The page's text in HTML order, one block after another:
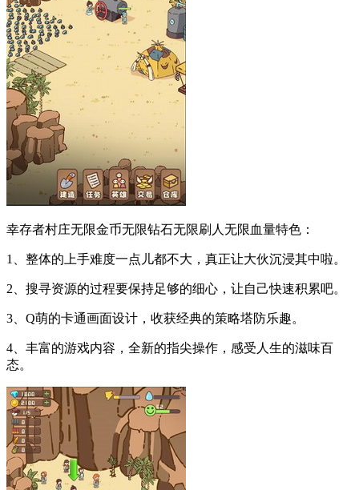
幸存者村庄无限金币无限钻石无限刷人无限血量特色：
1、整体的上手难度一点儿都不大，真正让大伙沉浸其中啦。
2、搜寻资源的过程要保持足够的细心，让自己快速积累吧。
3、Q萌的卡通画面设计，收获经典的策略塔防乐趣。
4、丰富的游戏内容，全新的指尖操作，感受人生的滋味百
态。